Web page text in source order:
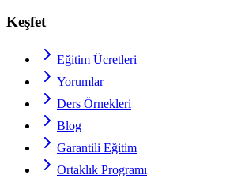
Keşfet
Eğitim Ücretleri
Yorumlar
Ders Örnekleri
Blog
Garantili Eğitim
Ortaklık Programı